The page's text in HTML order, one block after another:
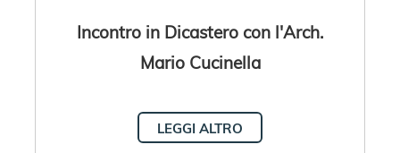
Incontro in Dicastero con l'Arch.
Mario Cucinella
LEGGI ALTRO